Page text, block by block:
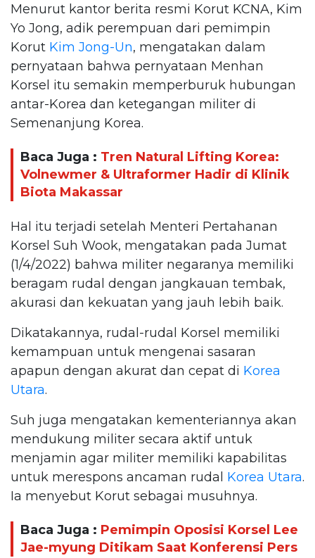
Menurut kantor berita resmi Korut KCNA, Kim
Yo Jong, adik perempuan dari pemimpin
Korut Kim Jong-Un, mengatakan dalam
pernyataan bahwa pernyataan Menhan
Korsel itu semakin memperburuk hubungan
antar-Korea dan ketegangan militer di
Semenanjung Korea.
Baca Juga : Tren Natural Lifting Korea:
Volnewmer & Ultraformer Hadir di Klinik
Biota Makassar
Hal itu terjadi setelah Menteri Pertahanan
Korsel Suh Wook, mengatakan pada Jumat
(1/4/2022) bahwa militer negaranya memiliki
beragam rudal dengan jangkauan tembak,
akurasi dan kekuatan yang jauh lebih baik.
Dikatakannya, rudal-rudal Korsel memiliki
kemampuan untuk mengenai sasaran
apapun dengan akurat dan cepat di Korea
Utara.
Suh juga mengatakan kementeriannya akan
mendukung militer secara aktif untuk
menjamin agar militer memiliki kapabilitas
untuk merespons ancaman rudal Korea Utara.
Ia menyebut Korut sebagai musuhnya.
Baca Juga : Pemimpin Oposisi Korsel Lee
Jae-myung Ditikam Saat Konferensi Pers